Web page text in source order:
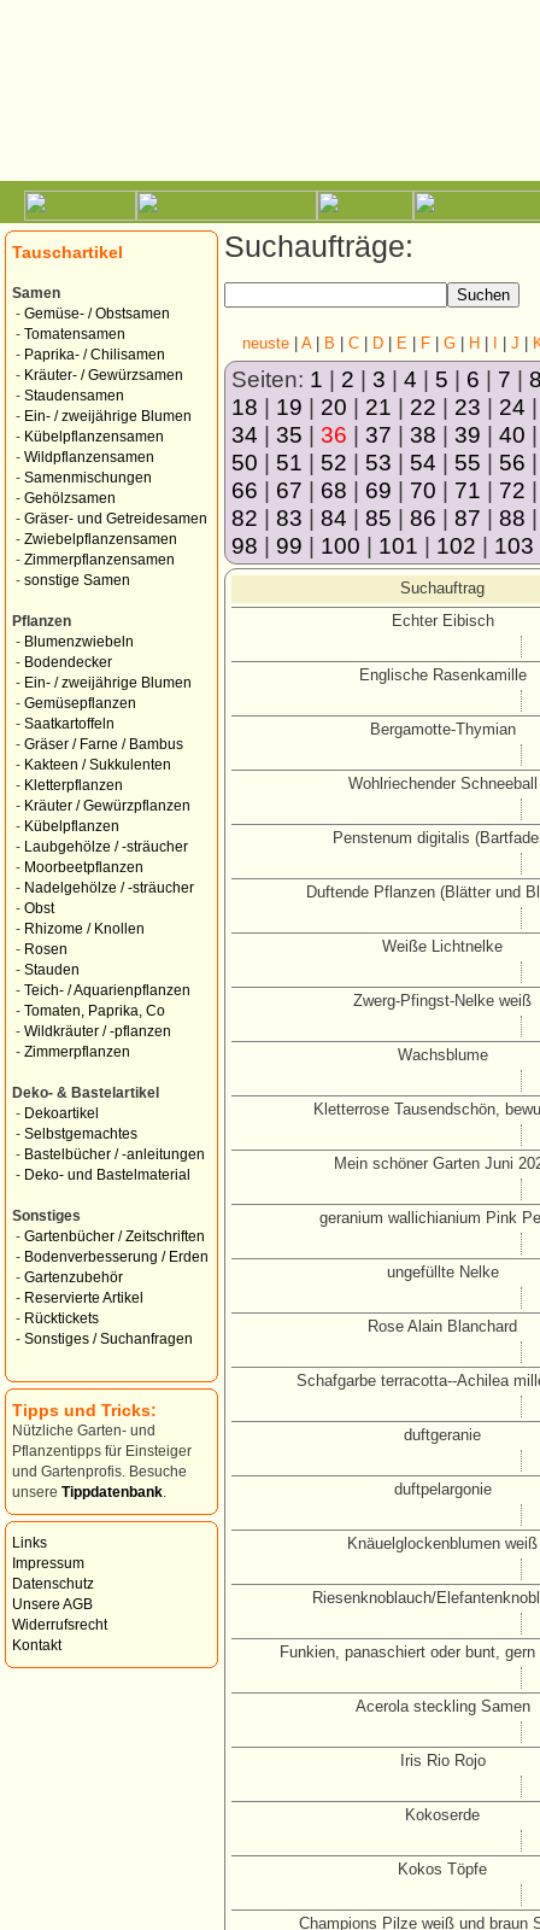
Tauschartikel
Samen
- Gemüse- / Obstsamen
- Tomatensamen
- Paprika- / Chilisamen
- Kräuter- / Gewürzsamen
- Staudensamen
- Ein- / zweijährige Blumen
- Kübelpflanzensamen
- Wildpflanzensamen
- Samenmischungen
- Gehölzsamen
- Gräser- und Getreidesamen
- Zwiebelpflanzensamen
- Zimmerpflanzensamen
- sonstige Samen
Pflanzen
- Blumenzwiebeln
- Bodendecker
- Ein- / zweijährige Blumen
- Gemüsepflanzen
- Saatkartoffeln
- Gräser / Farne / Bambus
- Kakteen / Sukkulenten
- Kletterpflanzen
- Kräuter / Gewürzpflanzen
- Kübelpflanzen
-
Laubgehölze / -sträucher
- Moorbeetpflanzen
- Nadelgehölze / -sträucher
- Obst
- Rhizome / Knollen
- Rosen
- Stauden
- Teich- / Aquarienpflanzen
- Tomaten, Paprika, Co
- Wildkräuter / -pflanzen
- Zimmerpflanzen
Deko- & Bastelartikel
- Dekoartikel
- Selbstgemachtes
- Bastelbücher / -anleitungen
- Deko- und Bastelmaterial
Sonstiges
- Gartenbücher / Zeitschriften
- Bodenverbesserung / Erden
- Gartenzubehör
- Reservierte Artikel
- Rücktickets
- Sonstiges / Suchanfragen
Tipps und Tricks:
Nützliche Garten- und
Pflanzentipps für Einsteiger
und Gartenprofis. Besuche
unsere Tippdatenbank
Links
Impressum
Datenschutz
Unsere AGB
Widerrufsrecht
Kontakt
Suchaufträge:
neuste A| B C D E F G H J
Seiten: 1 | 2 | 3 | 4 | 5 | 6 | 7 |
18 | 19 | 20 | 21 | 22 | 23 | 24
34 | 35 | 36 | 37 | 38 | 39 | 40
50 | 51 | 52 | 53 | 54 | 55 | 56
66 | 67 | 68 | 69 | 70 | 71 | 72
82 | 83 | 84 | 85 | 86 | 87 | 88
98 | 99 | 100 | 101 | 102 | 103
Suchauftrag
Echter Eibisch
Englische Rasenkamille
Bergamotte-Thymian
Wohlriechender Schneeball
Penstenum digitalis
Duftende Pflanzen (Blätter und
Weiße Lichtnelke
Zwerg-Pfingst-Nelke weiß
Wachsblume
Kletterrose Tausendschön,
Mein schöner Garten Juni
geranium wallichianium Pink
ungefüllte Nelke
Rose Alain Blanchard
Schafgarbe terracotta--Achilea
duftgeranie
duftpelargonie
Knäuelglockenblumen weiß
Riesenknoblauch/
Funkien, panaschiert oder bunt,
Acerola steckling Samen
Iris Rio Rojo
Kokoserde
Kokos Töpfe
Champions Pilze weiß und braun